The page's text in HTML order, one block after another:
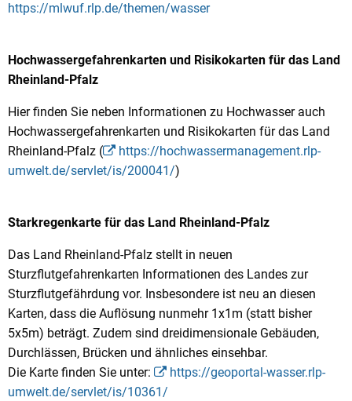
https://mlwuf.rlp.de/themen/wasser
Hochwassergefahrenkarten und Risikokarten für das Land
Rheinland-Pfalz
Hier finden Sie neben Informationen zu Hochwasser auch
Hochwassergefahrenkarten und Risikokarten für das Land
Rheinland-Pfalz (
https://hochwassermanagement.rlp-
umwelt.de/servlet/is/200041/)
Starkregenkarte für das Land Rheinland-Pfalz
Das Land Rheinland-Pfalz stellt in neuen
Sturzflutgefahrenkarten Informationen des Landes zur
Sturzflutgefährdung vor. Insbesondere ist neu an diesen
Karten, dass die Auflösung nunmehr 1x1m (statt bisher
5x5m) beträgt. Zudem sind dreidimensionale Gebäuden,
Durchlässen, Brücken und ähnliches einsehbar.
Die Karte finden Sie unter:
https://geoportal-wasser.rlp-
umwelt.de/servlet/is/10361/